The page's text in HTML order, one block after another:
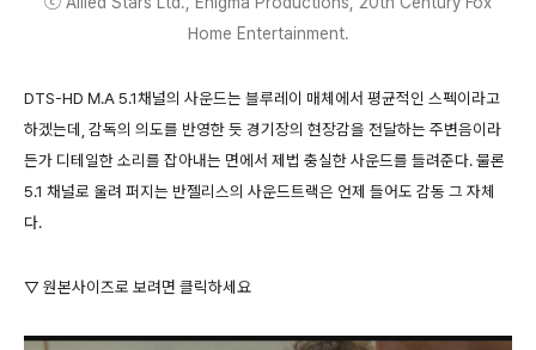
Home Entertainment.
DTS-HD M.A 5.1채널의 사운드는 블루레이 매체에서 평균적인 스펙이라고
하겠는데, 감독의 의도를 반영한 듯 경기장의 현장감을 전달하는 주변음이라
든가 디테일한 소리를 잡아내는 면에서 제법 충실한 사운드를 들려준다. 물론
5.1 채널로 울려 퍼지는 반젤리스의 사운드트랙은 언제 들어도 감동 그 자체
다.
▽ 원본사이즈로 보려면 클릭하세요